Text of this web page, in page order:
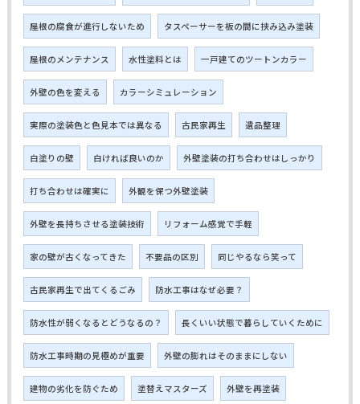
屋根の腐食が進行しないため タスペーサーを板の間に挟み込み塗装
屋根のメンテナンス 水性塗料とは 一戸建てのツートンカラー
外壁の色を変える カラーシミュレーション
実際の塗装色と色見本では異なる 古民家再生 遺品整理
白塗りの壁 白ければ良いのか 外壁塗装の打ち合わせはしっかり
打ち合わせは確実に 外観を保つ外壁塗装
外壁を長持ちさせる塗装技術 リフォーム感覚で手軽
家の壁が古くなってきた 不要品の区別 同じやるなら笑って
古民家再生で出てくるごみ 防水工事はなぜ必要？
防水性が弱くなるとどうなるの？ 長くいい状態で暮らしていくために
防水工事時期の見極めが重要 外壁の膨れはそのままにしない
建物の劣化を防ぐため 塗替えマスターズ 外壁を再塗装